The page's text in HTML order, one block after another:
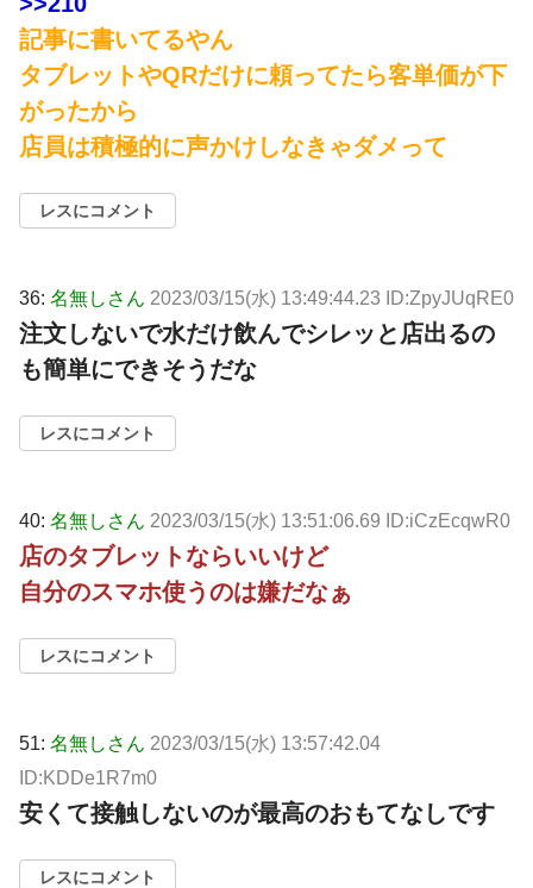
記事に書いてるやん
タブレットやQRだけに頼ってたら客単価が下
がったから
店員は積極的に声かけしなきゃダメって
レスにコメント
36: 名無しさん 2023/03/15(水) 13:49:44.23 ID:ZpyJUqRE0
注文しないで水だけ飲んでシレッと店出るの
も簡単にできそうだな
レスにコメント
40: 名無しさん 2023/03/15(水) 13:51:06.69 ID:iCzEcqwR0
店のタブレットならいいけど
自分のスマホ使うのは嫌だなぁ
レスにコメント
51: 名無しさん 2023/03/15(水) 13:57:42.04
ID:KDDe1R7m0
安くて接触しないのが最高のおもてなしです
レスにコメント